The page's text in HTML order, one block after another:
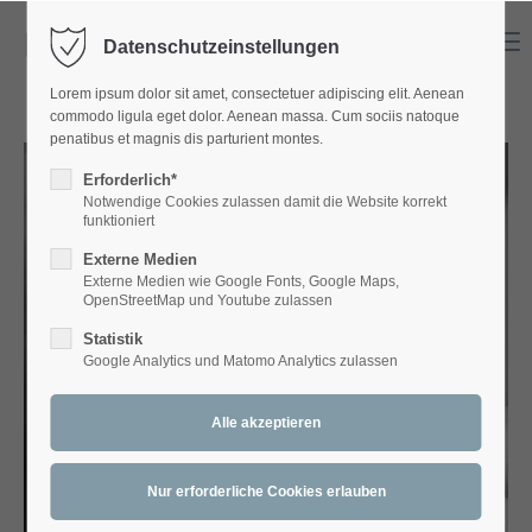
Login
Benutzername
Passwort
Anmelden
Support
Lorem ipsum dolor sit amet:
Datenschutzeinstellungen
Lorem ipsum dolor sit amet, consectetuer adipiscing elit. Aenean
commodo ligula eget dolor. Aenean massa. Cum sociis natoque
penatibus et magnis dis parturient montes.
Erforderlich*
Notwendige Cookies zulassen damit die Website korrekt
funktioniert
Externe Medien
Externe Medien wie Google Fonts, Google Maps,
OpenStreetMap und Youtube zulassen
Statistik
Google Analytics und Matomo Analytics zulassen